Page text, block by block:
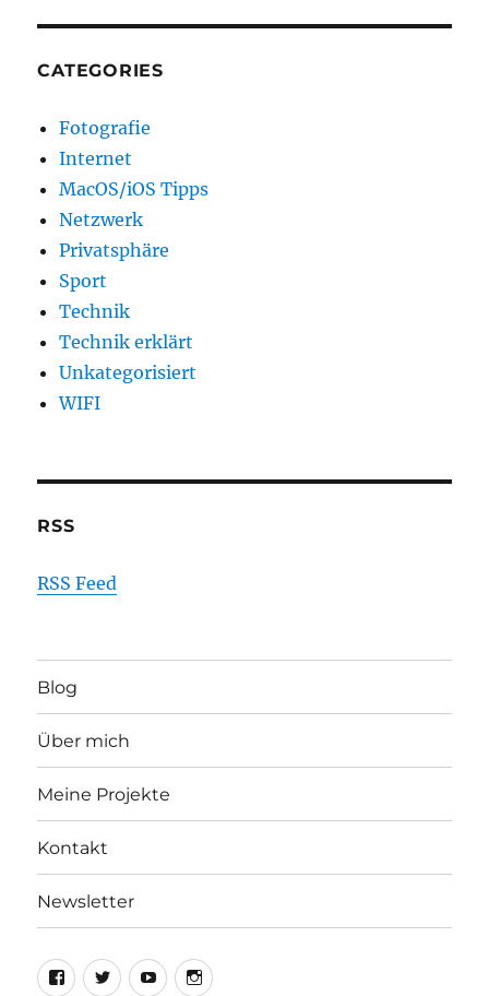
CATEGORIES
Fotografie
Internet
MacOS/iOS Tipps
Netzwerk
Privatsphäre
Sport
Technik
Technik erklärt
Unkategorisiert
WIFI
RSS
RSS Feed
Blog
Über mich
Meine Projekte
Kontakt
Newsletter